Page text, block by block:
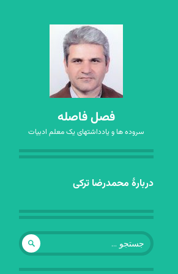
فصل فاصله
سروده ها و یادداشتهای یک معلم ادبیات
رفتن
نوشته‌ها
دربارهٔ محمدرضا ترکی
جستجو
برای: